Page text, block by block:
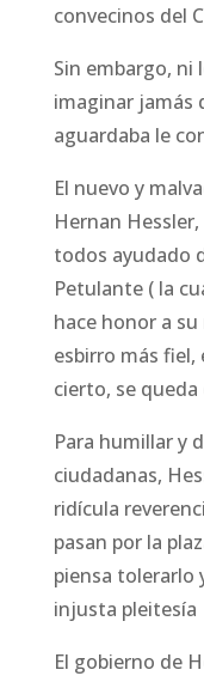
convecinos del
Sin embargo, ni
imaginar jamás
aguardaba le
El nuevo y
Hernan
todos ayudado
Petulante ( la
hace honor a
esbirro más
cierto, se
Para humillar y
ciudadanas,
ridícula
pasan por la
piensa tolerarlo
injusta pleitesía
El gobierno de